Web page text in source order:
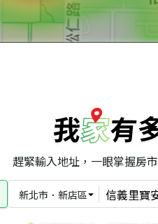
趕緊輸入地址，一眼掌握房
新北市 ． 新店區